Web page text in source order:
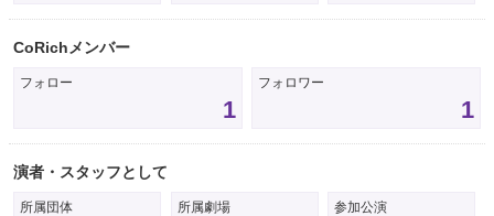
CoRichメンバー
フォロー
1
フォロワー
1
演者・スタッフとして
所属団体 所属劇場 参加公演